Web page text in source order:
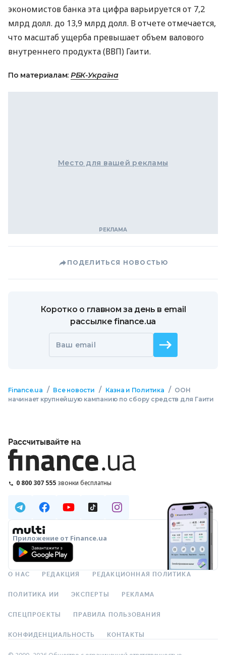
экономистов банка эта цифра варьируется от 7,2
млрд долл. до 13,9 млрд долл. В отчете отмечается,
что масштаб ущерба превышает объем валового
внутреннего продукта (ВВП) Гаити.
По материалам: РБК-Україна
Место для вашей рекламы
ПОДЕЛИТЬСЯ НОВОСТЬЮ
Коротко о главном за день в email
рассылке finance.ua
Ваш email
Finance.ua / Все новости / Казна и Политика / ООН
начинает крупнейшую кампанию по сбору средств для Гаити
Рассчитывайте на
0 800 307 555 звонки бесплатны
Приложение от Finance.ua
О НАС РЕДАКЦИЯ РЕДАКЦИОННАЯ ПОЛИТИКА
ПОЛИТИКА ИИ ЭКСПЕРТЫ РЕКЛАМА
СПЕЦПРОЕКТЫ ПРАВИЛА ПОЛЬЗОВАНИЯ
КОНФИДЕНЦИАЛЬНОСТЬ КОНТАКТЫ